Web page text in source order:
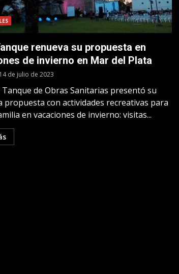
renueva su propuesta en
de invierno en Mar del Plata
14 de julio de 2023
de Obras Sanitarias presentó su
propuesta con actividades recreativas para
en vacaciones de invierno: visitas...